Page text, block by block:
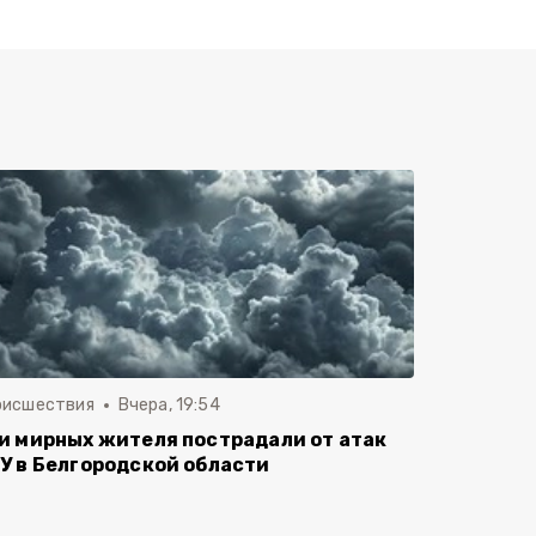
Вчера, 19:54
мирных жителя пострадали от атак
в Белгородской области